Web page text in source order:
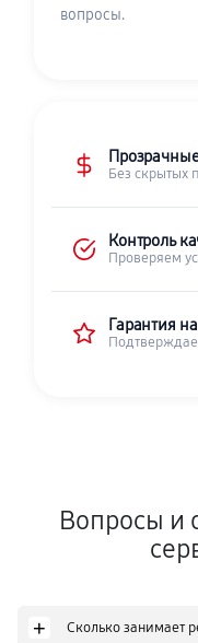
вопросы.
Без скрытых
Контроль
Проверяем
Гарантия
Вопросы и
+ Сколько занимает